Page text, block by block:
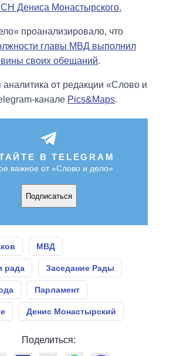
Дениса Монастырского.
проанализировало, что
главы МВД выполнил
своих обещаний.
аналитика от редакции «Слово и
канале Pics&Maps.
В TELEGRAM
важное от «Слово и дело»
Подписаться
МВД
рада Заседание Рады
Парламент
Денис Монастырский
Поделиться: